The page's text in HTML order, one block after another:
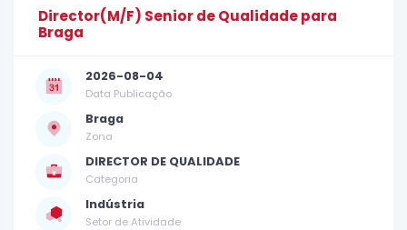
Director(M/F) Senior de Qualidade para
Braga
2026-08-04
Data Publicação
Braga
Zona
DIRECTOR DE QUALIDADE
Categoria
Indústria
Setor de Atividade